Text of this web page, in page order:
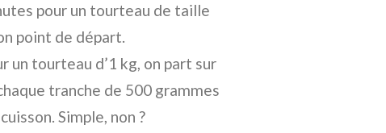
pour un tourteau de taille
point de départ.
un tourteau d’1 kg, on part sur
tranche de 500 grammes
Simple, non ?